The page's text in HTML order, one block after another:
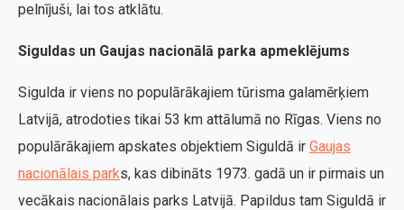
pelnījuši, lai tos atklātu.
Siguldas un Gaujas nacionālā parka apmeklējums
Sigulda ir viens no populārākajiem tūrisma galamērķiem
Latvijā, atrodoties tikai 53 km attālumā no Rīgas. Viens no
populārākajiem apskates objektiem Siguldā ir Gaujas
nacionālais parks, kas dibināts 1973. gadā un ir pirmais un
vecākais nacionālais parks Latvijā. Papildus tam Siguldā ir